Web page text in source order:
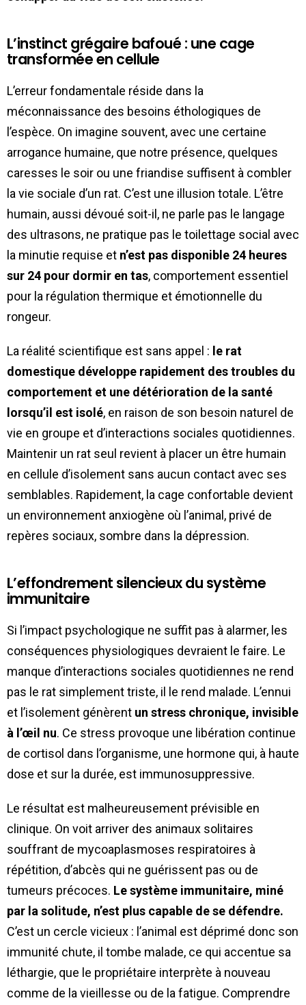
L’instinct grégaire bafoué : une cage
transformée en cellule
L’erreur fondamentale réside dans la
méconnaissance des besoins éthologiques de
l’espèce. On imagine souvent, avec une certaine
arrogance humaine, que notre présence, quelques
caresses le soir ou une friandise suffisent à combler
la vie sociale d’un rat. C’est une illusion totale. L’être
humain, aussi dévoué soit-il, ne parle pas le langage
des ultrasons, ne pratique pas le toilettage social avec
la minutie requise et n’est pas disponible 24 heures
sur 24 pour dormir en tas, comportement essentiel
pour la régulation thermique et émotionnelle du
rongeur.
La réalité scientifique est sans appel : le rat
domestique développe rapidement des troubles du
comportement et une détérioration de la santé
lorsqu’il est isolé, en raison de son besoin naturel de
vie en groupe et d’interactions sociales quotidiennes.
Maintenir un rat seul revient à placer un être humain
en cellule d’isolement sans aucun contact avec ses
semblables. Rapidement, la cage confortable devient
un environnement anxiogène où l’animal, privé de
repères sociaux, sombre dans la dépression.
L’effondrement silencieux du système
immunitaire
Si l’impact psychologique ne suffit pas à alarmer, les
conséquences physiologiques devraient le faire. Le
manque d’interactions sociales quotidiennes ne rend
pas le rat simplement triste, il le rend malade. L’ennui
et l’isolement génèrent un stress chronique, invisible
à l’œil nu. Ce stress provoque une libération continue
de cortisol dans l’organisme, une hormone qui, à haute
dose et sur la durée, est immunosuppressive.
Le résultat est malheureusement prévisible en
clinique. On voit arriver des animaux solitaires
souffrant de mycoaplasmoses respiratoires à
répétition, d’abcès qui ne guérissent pas ou de
tumeurs précoces. Le système immunitaire, miné
par la solitude, n’est plus capable de se défendre.
C’est un cercle vicieux : l’animal est déprimé donc son
immunité chute, il tombe malade, ce qui accentue sa
léthargie, que le propriétaire interprète à nouveau
comme de la vieillesse ou de la fatigue. Comprendre